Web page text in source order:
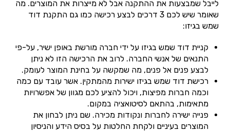
לייבל שמבצעות את ההתקנה אבל לא מייצרות את המוצרים. מה
שאומר שיש לכם 3 דרכים לבצע רכישה כמו גם התקנת דוד
שמש בגיזו:
קניית דוד שמש בגיזו על ידי חברה מורשת באופן ישיר, על-פי
התנאים של אנשי החברה. לרוב את הרכישה הזו לא ניתן
לבצע פנים אל פנים, מה שמקשה על בחינת המוצר לעומק.
רכישת דוד שמש בגיזו ישירות מהמתקין. אשר עובד עם כמה
וכמה חברות מפיצות, ויכול להציע לכם מגוון של אפשרויות
מתאימות, בהתאם לסיטואציה במקום.
פנייה ישירה לחברות ונקודות מכירה. שם ניתן לבחון את
המוצרים בעיניים ולקחת החלטות על בסיס הידע והניסיון